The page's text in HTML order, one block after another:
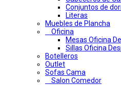
Conjuntos de
Literas
Muebles de Plancha
Oficina
Mesas Oficina
Sillas Oficina
Botelleros
Outlet
Sofas Cama
Salon Comedor